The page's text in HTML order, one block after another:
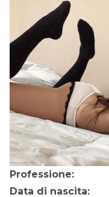
Professione:
Data di nascita: